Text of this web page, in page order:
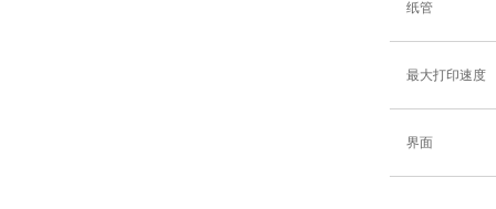
纸管
最大打印速度
界面